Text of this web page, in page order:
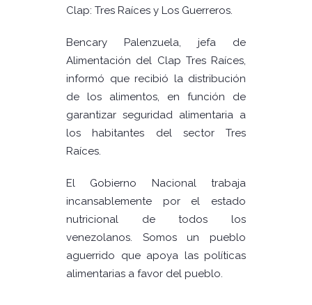
Clap: Tres Raíces y Los Guerreros.
Bencary Palenzuela, jefa de
Alimentación del Clap Tres Raíces,
informó que recibió la distribución
de los alimentos, en función de
garantizar seguridad alimentaria a
los habitantes del sector Tres
Raíces.
El Gobierno Nacional trabaja
incansablemente por el estado
nutricional de todos los
venezolanos. Somos un pueblo
aguerrido que apoya las políticas
alimentarias a favor del pueblo.